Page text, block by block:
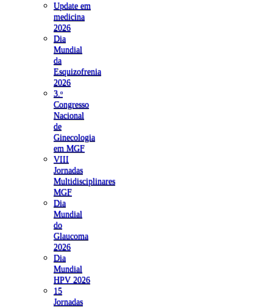
Update em
medicina
2026
Dia
Mundial
da
Esquizofrenia
2026
3.ᵒ
Congresso
Nacional
de
Ginecologia
em MGF
VIII
Jornadas
Multidisciplinares
MGF
Dia
Mundial
do
Glaucoma
2026
Dia
Mundial
HPV 2026
15
Jornadas